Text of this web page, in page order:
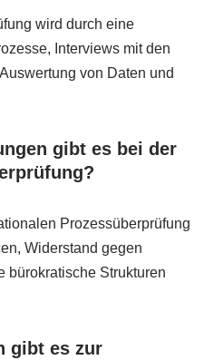
wird durch eine
Interviews mit den
von Daten und
gibt es bei der
Prozessüberprüfung
Widerstand gegen
bürokratische Strukturen
gibt es zur